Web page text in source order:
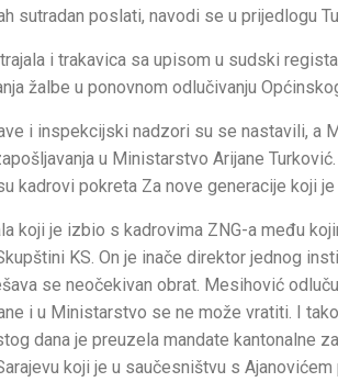
sutradan poslati, navodi se u prijedlogu
i trakavica sa upisom u sudski
žalbe u ponovnom odlučivanju
i inspekcijski nadzori su se nastavili, a
u Ministarstvo Arijane
kadrovi pokreta Za nove generacije koji
koji je izbio s kadrovima ZNG-a među
KS. On je inače direktor jednog
se neočekivan obrat. Mesihović
i u Ministarstvo se ne može vratiti. I
dana je preuzela mandate kantonalne
koji je u saučesništvu s